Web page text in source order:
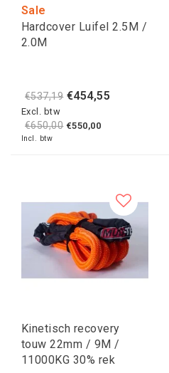
Sale
Hardcover Luifel 2.5M /
2.0M
€537,19 €454,55
Excl. btw
€650,00 €550,00
Incl. btw
Kinetisch recovery
touw 22mm / 9M /
11000KG 30% rek